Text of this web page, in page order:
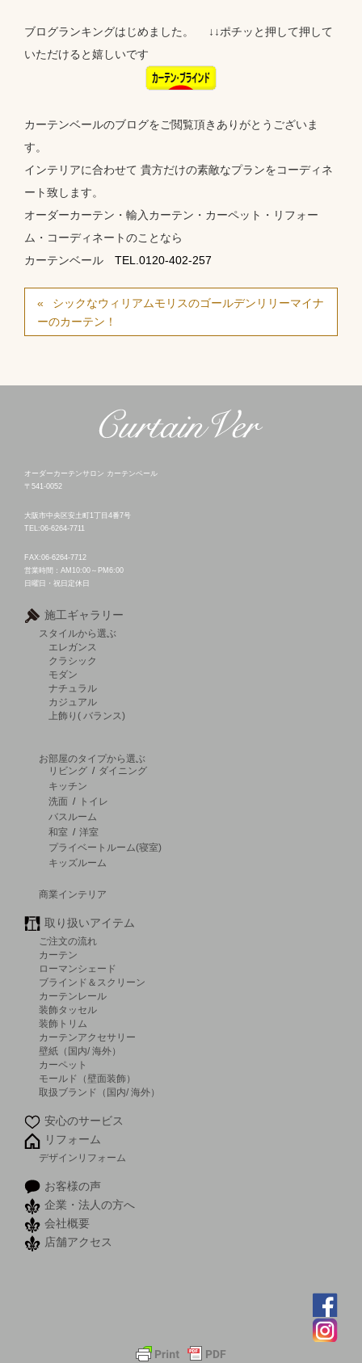
ブログランキングはじめました。 ↓↓ポチッと押して押して
いただけると嬉しいです
カーテンベールのブログをご閲覧頂きありがとうございま
す。
インテリアに合わせて 貴方だけの素敵なプランをコーディネ
ート致します。
オーダーカーテン・輸入カーテン・カーペット・リフォー
ム・コーディネートのことなら
カーテンベール TEL.0120-402-257
シックなウィリアムモリスのゴールデンリリーマイナ
ーのカーテン！
オーダーカーテンサロン カーテンベール
〒541-0052
大阪市中央区安土町1丁目4番7号
TEL:06-6264-7711
FAX:06-6264-7712
営業時間：AM10:00～PM6:00
日曜日・祝日定休日
施工ギャラリー
スタイルから選ぶ
エレガンス
クラシック
モダン
ナチュラル
カジュアル
上飾り( バランス)
お部屋のタイプから選ぶ
リビング / ダイニング
キッチン
洗面 /
トイレ
バスルーム
和室 / 洋室
プライベートルーム(寝室)
キッズルーム
商業インテリア
取り扱いアイテム
ご注文の流れ
カーテン
ローマンシェード
ブラインド＆スクリーン
カーテンレール
装飾タッセル
装飾トリム
カーテンアクセサリー
壁紙（国内/ 海外）
カーペット
モールド（壁面装飾）
取扱ブランド（国内/ 海外）
安心のサービス
リフォーム
デザインリフォーム
お客様の声
企業・法人の方へ
会社概要
店舗アクセス